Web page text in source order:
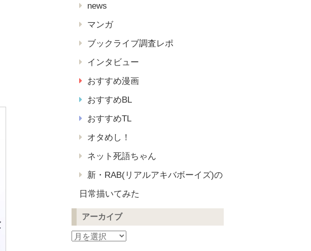
news
マンガ
ブックライブ調査レポ
インタビュー
おすすめ漫画
おすすめBL
おすすめTL
オタめし！
ネット死語ちゃん
新・RAB(リアルアキバボーイズ)の
日常描いてみた
アーカイブ
ア